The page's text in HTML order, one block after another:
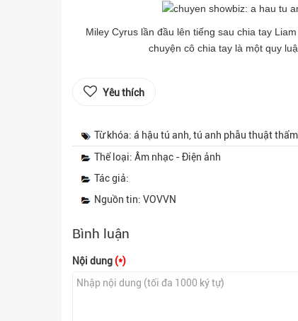
Miley Cyrus lần đầu lên tiếng sau chia tay
chuyện cô chia tay là một quy
Yêu thích
Từ khóa: á hậu tú anh, tú anh phẫu thuật
Thể loại: Âm nhạc - Điện ảnh
Tác giả:
Nguồn tin: VOVVN
Bình luận
Nội dung (*)